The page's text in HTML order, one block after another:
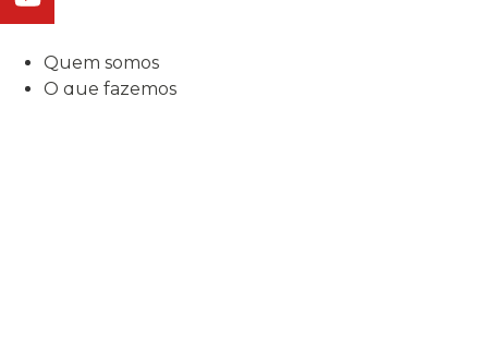
Quem somos
O que fazemos